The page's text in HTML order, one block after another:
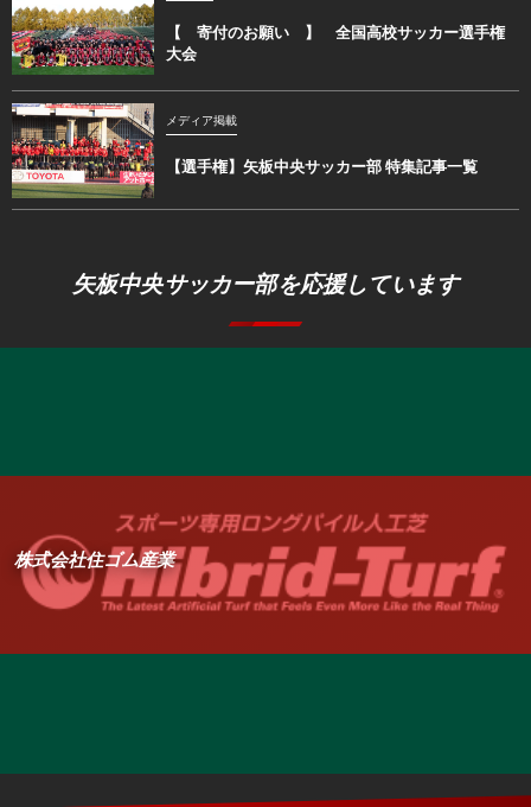
【 寄付のお願い 】 全国高校サッカー選手権
大会
メディア掲載
【選手権】矢板中央サッカー部 特集記事一覧
矢板中央サッカー部を応援しています
株式会社住ゴム産業